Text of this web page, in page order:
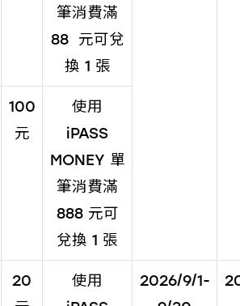
筆消費滿
88 元可兌
換 1 張
100
元
使用
iPASS
MONEY 單
筆消費滿
888 元可
兌換 1 張
20
使用
2026/9/1-